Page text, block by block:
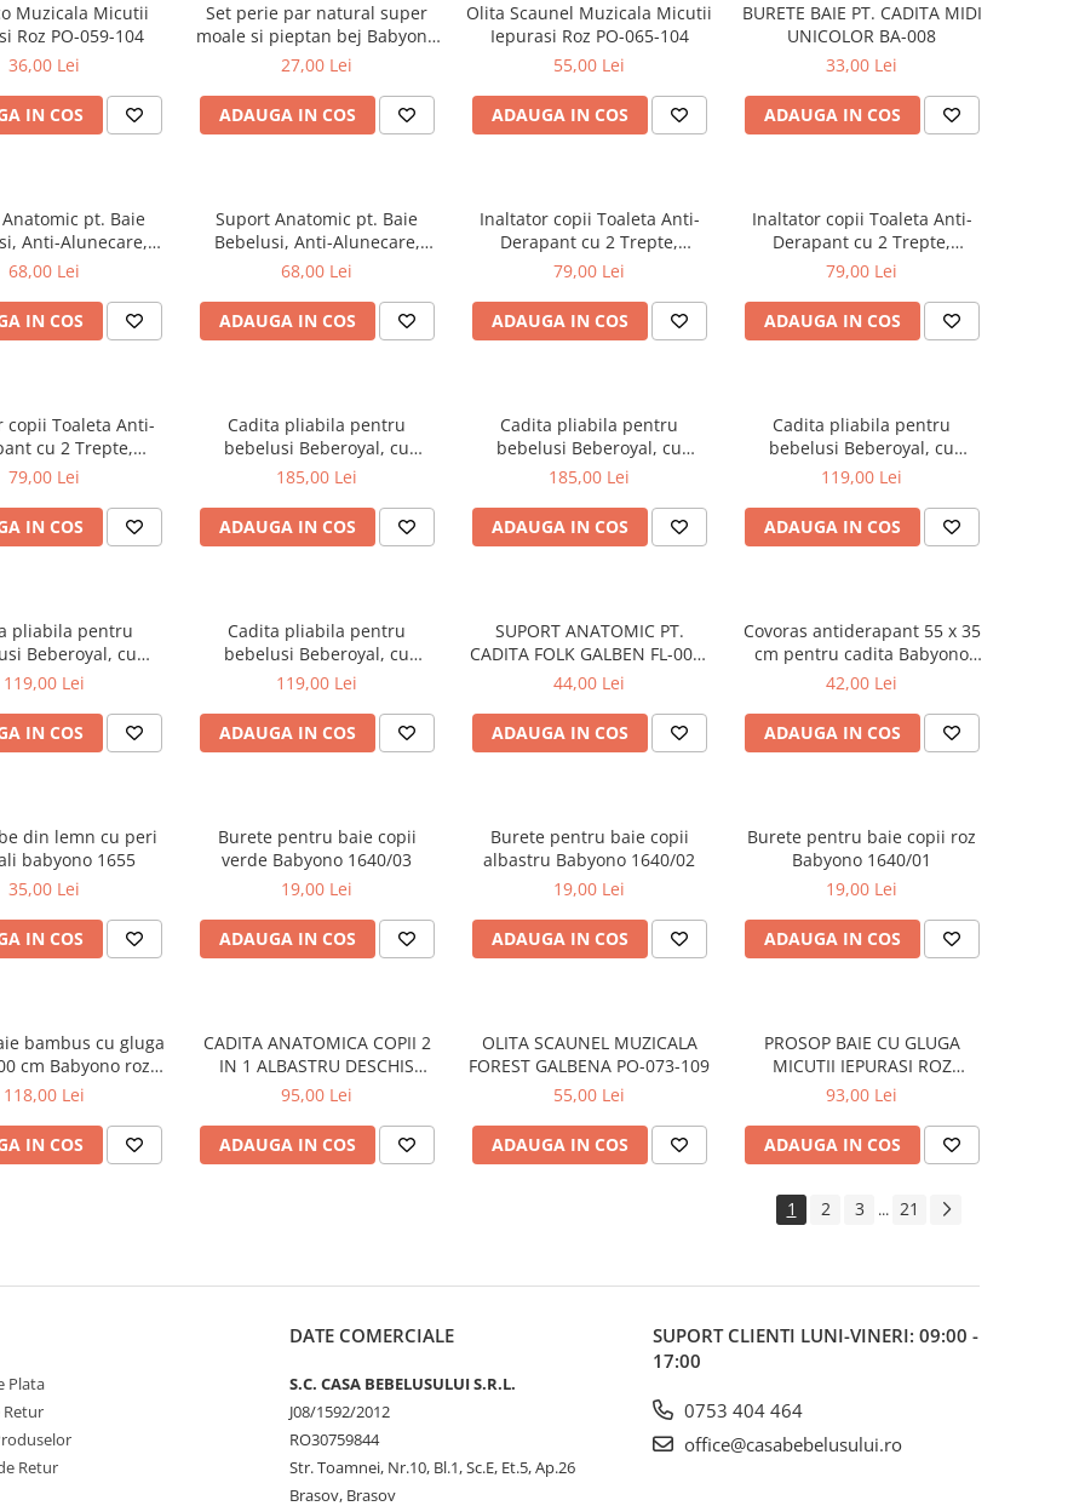
Muzicala Micutii
Roz PO-059-104
36,00 Lei
IN COS
Set perie par natural super
moale si pieptan bej Babyono
568/03
27,00 Lei
ADAUGA IN COS
Olita Scaunel Muzicala Micutii
Iepurasi Roz PO-065-104
55,00 Lei
ADAUGA IN COS
BURETE BAIE PT. CADITA MIDI
UNICOLOR BA-008
33,00 Lei
ADAUGA IN COS
pt. Baie
Anti-Alunecare,
Verde, CD-
68,00 Lei
IN COS
Suport Anatomic pt. Baie
Bebelusi, Anti-Alunecare,
Pliabil, Beberoyal, Mov/Roz,
68,00 Lei
ADAUGA IN COS
Inaltator copii Toaleta Anti-
Derapant cu 2 Trepte,
Beberoyal, Gri, CD-006-003
79,00 Lei
ADAUGA IN COS
Inaltator copii Toaleta Anti-
Derapant cu 2 Trepte,
Beberoyal, Roz, CD-006-002
79,00 Lei
ADAUGA IN COS
copii Toaleta Anti-
cu 2 Trepte,
Blue, CD-006-001
79,00 Lei
IN COS
Cadita pliabila pentru
bebelusi Beberoyal, cu
termometru digital si dop de
006
185,00 Lei
ADAUGA IN COS
Cadita pliabila pentru
bebelusi Beberoyal, cu
termometru digital si dop de
005-005
185,00 Lei
ADAUGA IN COS
Cadita pliabila pentru
bebelusi Beberoyal, cu
termometru digital si dop de
003
119,00 Lei
ADAUGA IN COS
pliabila pentru
Beberoyal, cu
digital si dop de
002
119,00 Lei
IN COS
Cadita pliabila pentru
bebelusi Beberoyal, cu
termometru digital si dop de
001
119,00 Lei
ADAUGA IN COS
SUPORT ANATOMIC PT.
CADITA FOLK GALBEN FL-003-
113
44,00 Lei
ADAUGA IN COS
Covoras antiderapant 55 x 35
cm pentru cadita Babyono
albastru 1345/01
42,00 Lei
ADAUGA IN COS
din lemn cu peri
babyono 1655
35,00 Lei
IN COS
Burete pentru baie copii
verde Babyono 1640/03
19,00 Lei
ADAUGA IN COS
Burete pentru baie copii
albastru Babyono 1640/02
19,00 Lei
ADAUGA IN COS
Burete pentru baie copii roz
Babyono 1640/01
19,00 Lei
ADAUGA IN COS
bambus cu gluga
cm Babyono roz
1553/01
118,00 Lei
IN COS
CADITA ANATOMICA COPII 2
IN 1 ALBASTRU DESCHIS
TEGABABY TG-011-101
95,00 Lei
ADAUGA IN COS
OLITA SCAUNEL MUZICALA
FOREST GALBENA PO-073-109
55,00 Lei
ADAUGA IN COS
PROSOP BAIE CU GLUGA
MICUTII IEPURASI ROZ
80x80CM KR-008-104
93,00 Lei
ADAUGA IN COS
1 2 3 ... 21
Plata
Retur
Retur
DATE COMERCIALE
S.C. CASA BEBELUSULUI S.R.L.
J08/1592/2012
RO30759844
Str. Toamnei, Nr.10, Bl.1, Sc.E, Et.5, Ap.26
Brasov, Brasov
SUPORT CLIENTI LUNI-VINERI: 09:00 -
17:00
0753 404 464
office@casabebelusului.ro